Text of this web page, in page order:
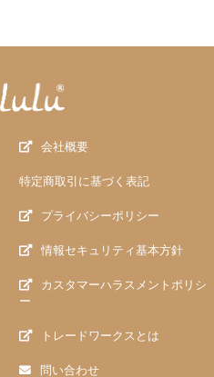
会社概要
特定商取引に基づく表記
プライバシーポリシー
情報セキュリティ基本方針
カスタマーハラスメントポリシ
ー
トレードワークスとは
問い合わせ